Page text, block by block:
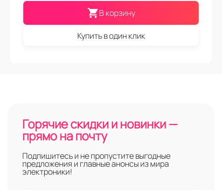
В корзину
Купить в один клик
Горячие скидки и новинки —
прямо на почту
Подпишитесь и не пропустите выгодные
предложения и главные анонсы из мира
электроники!